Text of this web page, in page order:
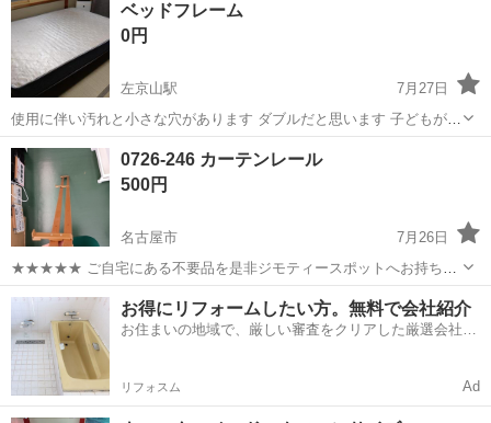
ベッドフレーム
0円
左京山駅
7月27日
使用に伴い汚れと小さな穴があります ダブルだと思います 子どもが社
会人になりましたので必要な方が見えましたらお譲り致します 問い合
わせの際 引き取り日時等をお願い致します 早期引き取り希望本日20時
から引き渡し致します ...
愛知 名古屋市
0726-246 カーテンレール
500円
名古屋市
7月26日
★★★★★ ご自宅にある不要品を是非ジモティースポットへお持ち込
みしませんか？ 家電、趣味・スポーツ・レジャー用品、こども用品、
衣料服飾品、生活雑貨、家具、本、CD・DVDなどが無料でまとめて持
ち込めます！ ※詳細はこ...
愛知 名古屋市 ベッド カーテンレール
お得にリフォームしたい方。無料で会社紹介
お住まいの地域で、厳しい審査をクリアした厳選会社を
リフォスム Ad